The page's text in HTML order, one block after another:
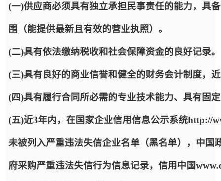
(一)供应商必须具有独立承担民事责任的能力，具
围（能提供最新且有效的营业执照）。
(二)具有依法缴纳税收和社会保障资金的良好记录。
(三)具有良好的商业信誉和健全的财务会计制度，
(四)具有履行合同所必需的专业技术能力、具有固
(五)近3年内，在国家企业信用信息公示系统http://
未被列入严重违法失信企业名单（黑名单），中国
府采购严重违法失信行为信息记录，信用中国